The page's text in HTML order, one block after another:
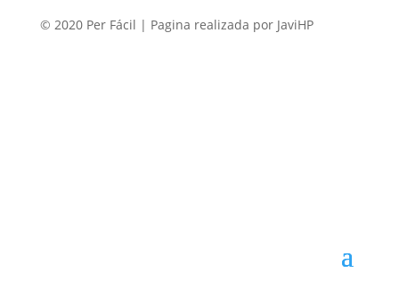
© 2020 Per Fácil | Pagina realizada por JaviHP